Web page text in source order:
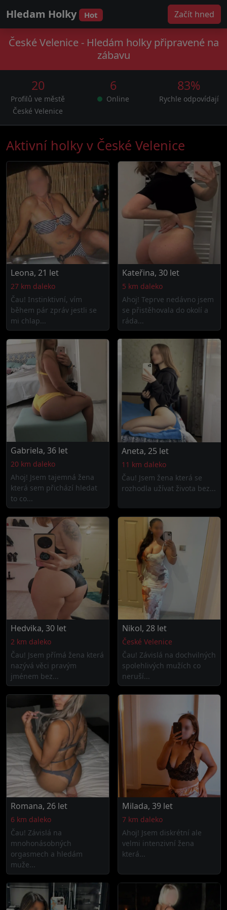
Hledam Holky Hot Začít hned
České Velenice - Hledám holky připravené na
zábavu
20
Profilů ve městě
České Velenice
6
Online
83%
Rychle odpovídají
Aktivní holky v České Velenice
Leona, 21 let
27 km daleko
Čau! Instinktivní, vím
během pár zpráv jestli se
mi chlap...
Kateřina, 30 let
5 km daleko
Ahoj! Teprve nedávno jsem
se přistěhovala do okolí a
ráda...
Gabriela, 36 let
20 km daleko
Ahoj! Jsem tajemná žena
která sem přichází hledat
to co...
Aneta, 25 let
11 km daleko
Čau! Jsem žena která se
rozhodla užívat života bez...
Hedvika, 30 let
2 km daleko
Čau! Jsem přímá žena která
nazývá věci pravým
jménem bez...
Nikol, 28 let
České Velenice
Čau! Závislá na dochvilných
spolehlivých mužích co
neruší...
Romana, 26 let
6 km daleko
Čau! Závislá na
mnohonásobných
orgasmech a hledám
muže...
Milada, 39 let
7 km daleko
Ahoj! Jsem diskrétní ale
velmi intenzivní žena
která...